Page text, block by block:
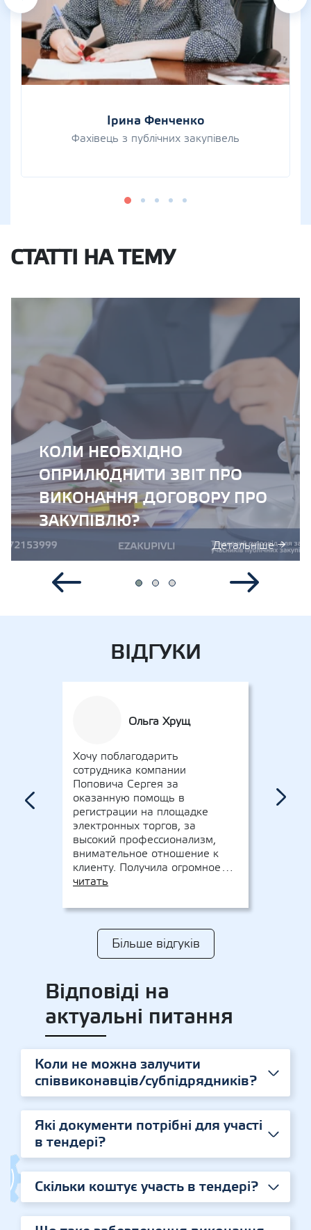
Ірина Фенченко
Фахівець з публічних закупівель
СТАТТІ НА ТЕМУ
КОЛИ НЕОБХІДНО
ОПРИЛЮДНИТИ ЗВІТ ПРО
ВИКОНАННЯ ДОГОВОРУ ПРО
ЗАКУПІВЛЮ?
Детальніше →
ВІДГУКИ
Ольга Хрущ
Хочу поблагодарить
сотрудника компании
Поповича Сергея за
оказанную помощь в
регистрации на площадке
электронных торгов, за
высокий профессионализм,
внимательное отношение к
клиенту. Получила огромное…
читать
Більше відгуків
Відповіді на
актуальні питання
Коли не можна залучити
співвиконавців/субпідрядників?
Які документи потрібні для участі
в тендері?
Скільки коштує участь в тендері?